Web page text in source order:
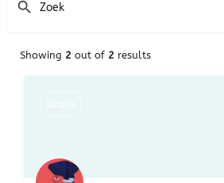
Showing 2 out of 2 results